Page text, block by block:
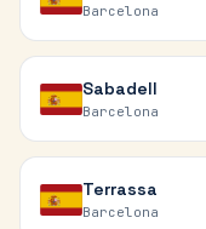
Barcelona
Sabadell
Barcelona
Terrassa
Barcelona